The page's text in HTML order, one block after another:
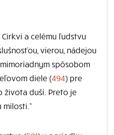
a celému ľudstvu
vierou, nádejou
spôsobom
diele (494) pre
duší. Preto je